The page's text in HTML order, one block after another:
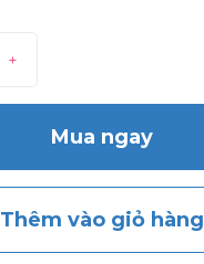
+
Mua ngay
Thêm vào giỏ hàng